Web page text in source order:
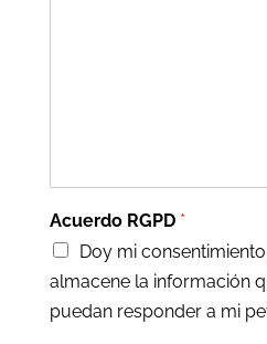
Acuerdo RGPD *
Doy mi
almacene la información
puedan responder a mi